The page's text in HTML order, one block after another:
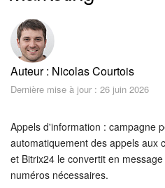
Sécurité dans Bitrix24
Abonnement
Tâches et projets
Projets IA
Auteur : Nicolas Courtois
Dernière mise à jour : 26 juin 2026
Appels d'information : campagne
automatiquement des appels aux
et Bitrix24 le convertit en
numéros nécessaires.